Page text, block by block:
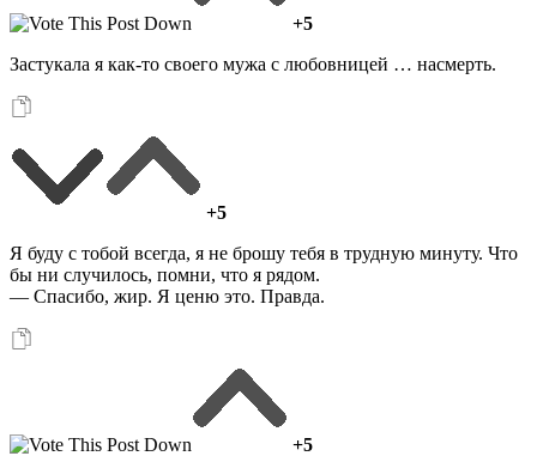
+5
Застукала я как-то своего мужа с любовницей … насмерть.
+5
Я буду с тобой всегда, я не брошу тебя в трудную минуту. Что
бы ни случилось, помни, что я рядом.
— Cпасибо, жир. Я ценю это. Правда.
+5